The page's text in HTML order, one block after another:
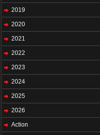
2019
2020
2021
2022
2023
2024
2025
2026
Action